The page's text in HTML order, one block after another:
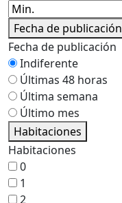
Fecha de publicación
Fecha de publicación
Indiferente
Últimas 48 horas
Última semana
Último mes
Habitaciones
Habitaciones
0
1
2